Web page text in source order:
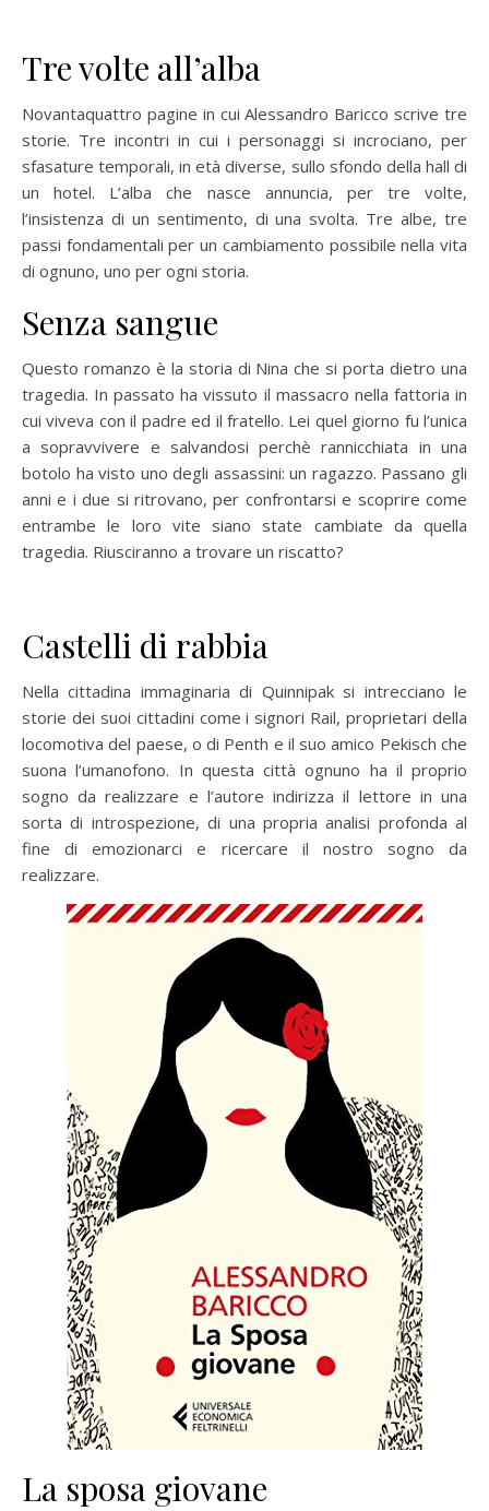
Tre volte all’alba
Novantaquattro pagine in cui Alessandro Baricco scrive tre
storie. Tre incontri in cui i personaggi si incrociano, per
sfasature temporali, in età diverse, sullo sfondo della hall di
un hotel. L’alba che nasce annuncia, per tre volte,
l’insistenza di un sentimento, di una svolta. Tre albe, tre
passi fondamentali per un cambiamento possibile nella vita
di ognuno, uno per ogni storia.
Senza sangue
Questo romanzo è la storia di Nina che si porta dietro una
tragedia. In passato ha vissuto il massacro nella fattoria in
cui viveva con il padre ed il fratello. Lei quel giorno fu l’unica
a sopravvivere e salvandosi perchè rannicchiata in una
botolo ha visto uno degli assassini: un ragazzo. Passano gli
anni e i due si ritrovano, per confrontarsi e scoprire come
entrambe le loro vite siano state cambiate da quella
tragedia. Riusciranno a trovare un riscatto?
Castelli di rabbia
Nella cittadina immaginaria di Quinnipak si intrecciano le
storie dei suoi cittadini come i signori Rail, proprietari della
locomotiva del paese, o di Penth e il suo amico Pekisch che
suona l’umanofono. In questa città ognuno ha il proprio
sogno da realizzare e l’autore indirizza il lettore in una
sorta di introspezione, di una propria analisi profonda al
fine di emozionarci e ricercare il nostro sogno da
realizzare.
La sposa giovane